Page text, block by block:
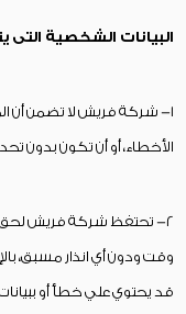
البيانات الشخصية
1- شركة فريش لا تضمن أن
الأخطاء، أو أن تكون بدون
2- تحتفظ شركة فريش
وقت ودون أي انذار مسبق،
قد يحتوي علي خطأ أو